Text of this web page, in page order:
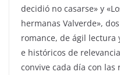
decidió no casarse» y
hermanas Valverde»,
romance, de ágil
e históricos de
convive cada día con las